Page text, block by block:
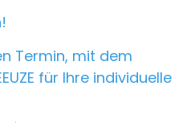
Termin, mit dem
für Ihre individuelle